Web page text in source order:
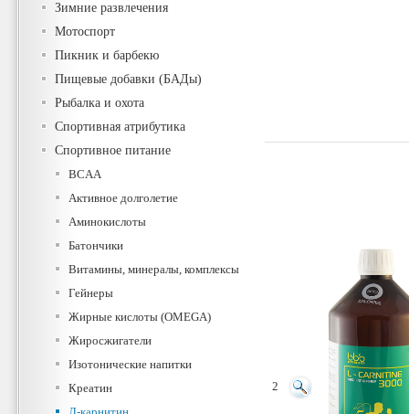
Зимние развлечения
Мотоспорт
Пикник и барбекю
Пищевые добавки (БАДы)
Рыбалка и охота
Спортивная атрибутика
Спортивное питание
BCAA
Активное долголетие
Аминокислоты
Батончики
Витамины, минералы, комплексы
Гейнеры
Жирные кислоты (OMEGA)
Жиросжигатели
Изотонические напитки
Креатин
2